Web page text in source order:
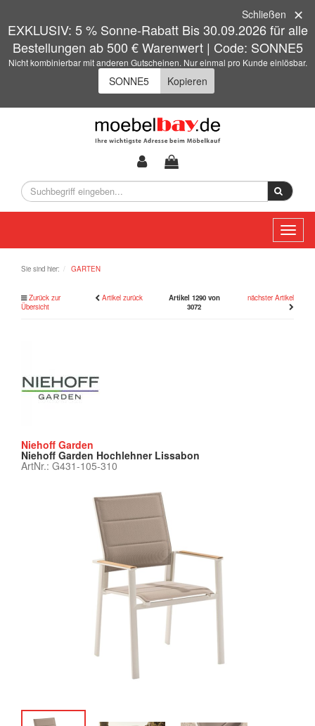
EXKLUSIV: 5 % Sonne-Rabatt Bis 30.09.2026 für alle
Bestellungen ab 500 € Warenwert | Code: SONNE5
Nicht kombinierbar mit anderen Gutscheinen. Nur einmal pro Kunde einlösbar.
Kopieren
Schließen
Sie sind hier: GARTEN
Zurück zur
Übersicht
Artikel zurück
Artikel 1290 von
3072
nächster Artikel
Niehoff Garden
Niehoff Garden Hochlehner Lissabon
ArtNr.: G431-105-310